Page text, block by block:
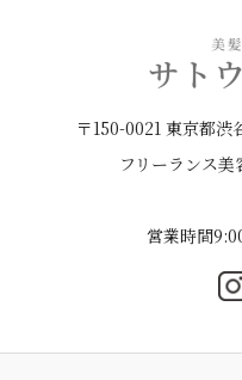
〒150-0021 東京都
フリーランス
営業時間